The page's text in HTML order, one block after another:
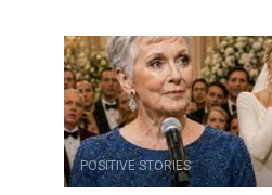
POSITIVE STORIES